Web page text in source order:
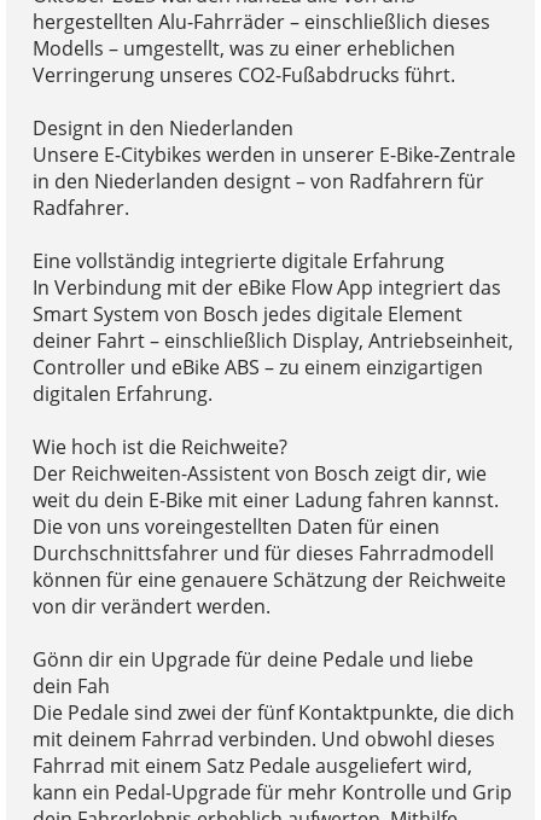
hergestellten Alu-Fahrräder – einschließlich dieses
Modells – umgestellt, was zu einer erheblichen
Verringerung unseres CO2-Fußabdrucks führt.
Designt in den Niederlanden
Unsere E-Citybikes werden in unserer E-Bike-Zentrale
in den Niederlanden designt – von Radfahrern für
Radfahrer.
Eine vollständig integrierte digitale Erfahrung
In Verbindung mit der eBike Flow App integriert das
Smart System von Bosch jedes digitale Element
deiner Fahrt – einschließlich Display, Antriebseinheit,
Controller und eBike ABS – zu einem einzigartigen
digitalen Erfahrung.
Wie hoch ist die Reichweite?
Der Reichweiten-Assistent von Bosch zeigt dir, wie
weit du dein E-Bike mit einer Ladung fahren kannst.
Die von uns voreingestellten Daten für einen
Durchschnittsfahrer und für dieses Fahrradmodell
können für eine genauere Schätzung der Reichweite
von dir verändert werden.
Gönn dir ein Upgrade für deine Pedale und liebe
dein Fah
Die Pedale sind zwei der fünf Kontaktpunkte, die dich
mit deinem Fahrrad verbinden. Und obwohl dieses
Fahrrad mit einem Satz Pedale ausgeliefert wird,
kann ein Pedal-Upgrade für mehr Kontrolle und Grip